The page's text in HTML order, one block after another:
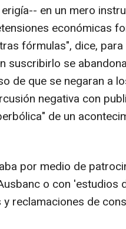
en un mero
económicas
fórmulas", dice, para
suscribirlo se
de que se negaran a
negativa con
de un
por medio de
o con 'estudios
reclamaciones de